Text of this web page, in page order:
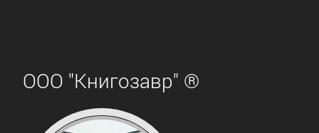
ООО "Книгозавр" ®